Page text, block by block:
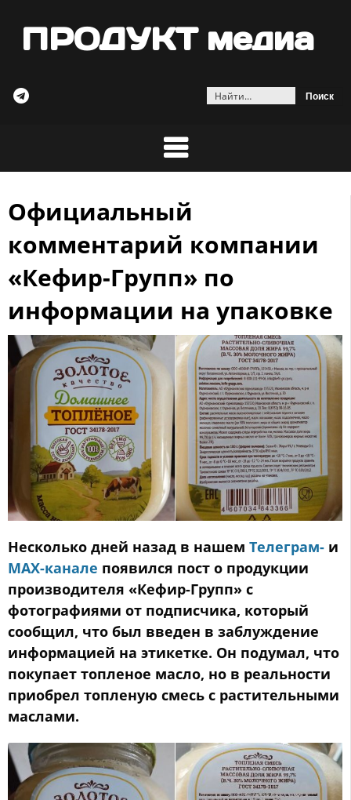
ПРОДУКТ медиа
Найти:
Skip
content
Официальный
комментарий компании
«Кефир-Групп» по
информации на упаковке
Несколько дней назад в нашем Телеграм- и
МАХ-канале появился пост о продукции
производителя «Кефир-Групп» с
фотографиями от подписчика, который
сообщил, что был введен в заблуждение
информацией на этикетке. Он подумал, что
покупает топленое масло, но в реальности
приобрел топленую смесь с растительными
маслами.